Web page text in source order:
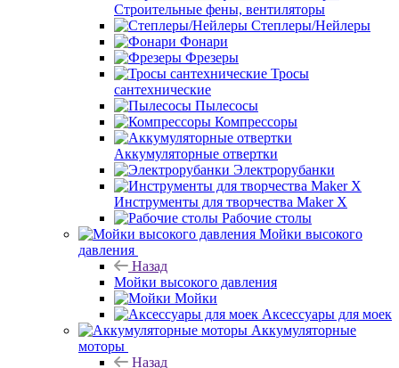
Строительные фены, вентиляторы
Степлеры/Нейлеры
Фонари
Фрезеры
Тросы
сантехнические
Пылесосы
Компрессоры
Аккумуляторные отвертки
Электрорубанки
Инструменты для творчества Maker X
Рабочие столы
Мойки высокого
давления
Назад
Мойки высокого давления
Мойки
Аксессуары для моек
Аккумуляторные
моторы
Назад